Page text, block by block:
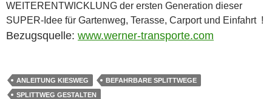
WEITERENTWICKLUNG der ersten Generation dieser
SUPER-Idee für Gartenweg, Terasse, Carport und Einfahrt !
Bezugsquelle: www.werner-transporte.com
ANLEITUNG KIESWEG
BEFAHRBARE SPLITTWEGE
SPLITTWEG GESTALTEN